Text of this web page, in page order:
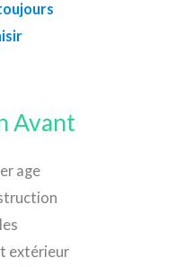
Avant
age
extérieur